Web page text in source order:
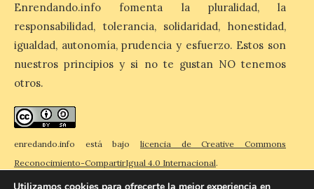
La muestra presenta
de motocicletas,
procedentes tanto de
colecciones particulares
como de los propios socios de la entidad.
sus puertas en el Colegio Nuestra Señora
del Carmen, dando […]
Enrendando.info fomenta la pluralidad, la
responsabilidad, tolerancia, solidaridad, honestidad,
igualdad, autonomía, prudencia y esfuerzo. Estos son
nuestros principios y si no te gustan NO tenemos
otros.
enredando.info está bajo licencia de Creative Commons
Reconocimiento-CompartirIgual 4.0 Internacional.